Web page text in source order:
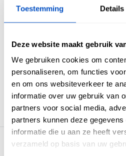
Toestemming Details
Deze website maakt gebruik
We gebruiken cookies om
personaliseren, om functies
en om ons websiteverkeer te
informatie over uw gebruik van
partners voor social media,
partners kunnen deze
informatie die u aan ze heeft
verzameld op basis van uw
die wil laten zien dat zijn
vakmanschap gemaakt zijn of
Portugal'-labels worden gemaakt
een horizontale middenvouw
je stoffen items kunt naaien.
geweven labels die zacht,
een mooie aanvulling zijn op je
4,7